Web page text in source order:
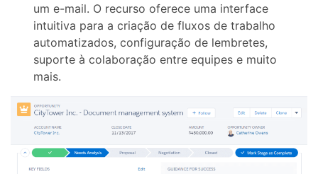
um e-mail. O recurso oferece uma interface
intuitiva para a criação de fluxos de trabalho
automatizados, configuração de lembretes,
suporte à colaboração entre equipes e muito
mais.